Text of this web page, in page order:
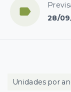
28/
Unidades por